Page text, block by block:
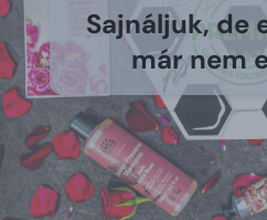
Sajnáljuk, de
már nem